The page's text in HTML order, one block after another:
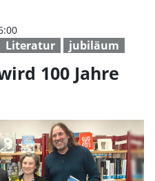
Literatur jubiläum
100 Jahre